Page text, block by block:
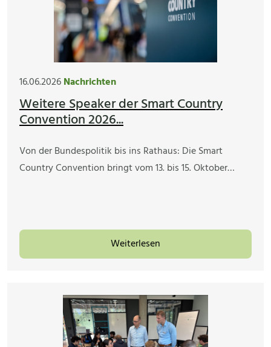
16.06.2026Nachrichten
Weitere Speaker der Smart Country
Convention 2026...
Von der Bundespolitik bis ins Rathaus: Die Smart
Country Convention bringt vom 13. bis 15. Oktober…
Weiterlesen